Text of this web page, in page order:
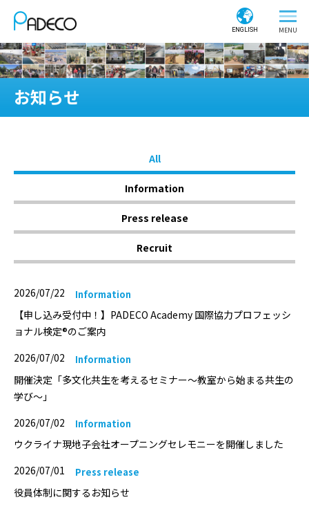
ENGLISH
お知らせ
All
Information
Press release
Recruit
2026/07/22 Information
【申し込み受付中！】PADECO Academy 国際協力プロフェッシ
ョナル検定®のご案内
2026/07/02
Information
開催決定「多文化共生を考えるセミナー〜教室から始まる共生の
学び〜」
2026/07/02
Information
ウクライナ現地子会社オープニングセレモニーを開催しました
2026/07/01
Press release
役員体制に関するお知らせ